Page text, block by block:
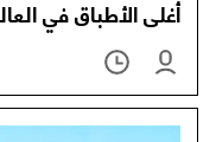
أغلى الأطباق في